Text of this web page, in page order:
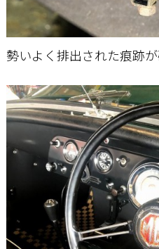
勢いよく排出された痕跡が